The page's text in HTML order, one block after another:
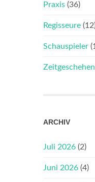
Praxis (36)
Regisseure
Schauspieler
Zeitgeschehen
ARCHIV
Juli 2026 (2)
Juni 2026 (4)